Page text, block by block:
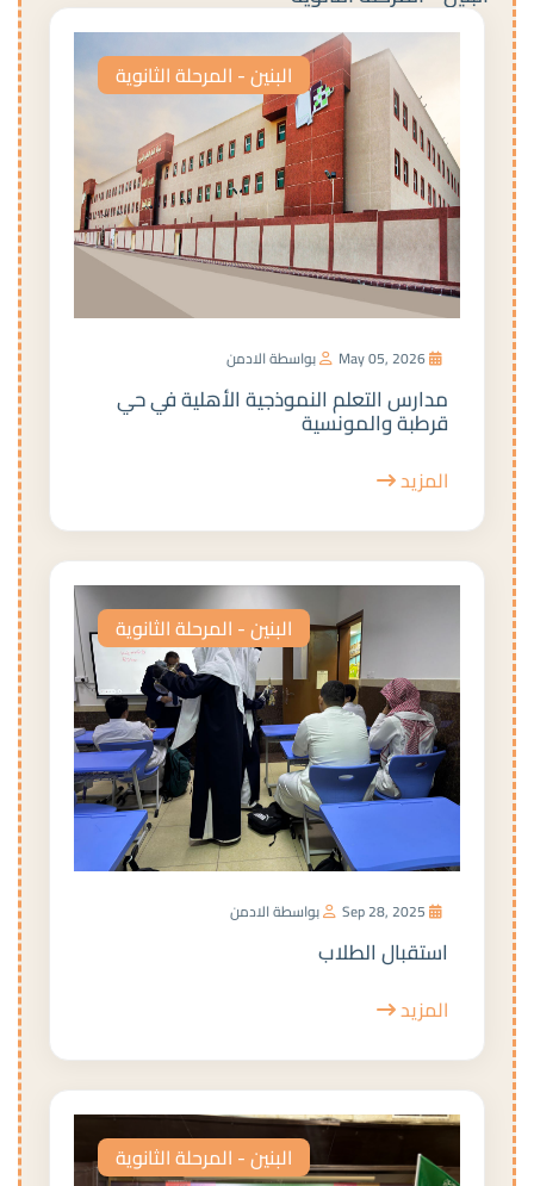
البنين - المرحلة الثانوية
بواسطة الادمن
مدارس التعلم النموذجية الأهلية في حي
قرطبة والمونسية
المزيد
البنين - المرحلة الثانوية
بواسطة الادمن
استقبال الطلاب
المزيد
البنين - المرحلة الثانوية